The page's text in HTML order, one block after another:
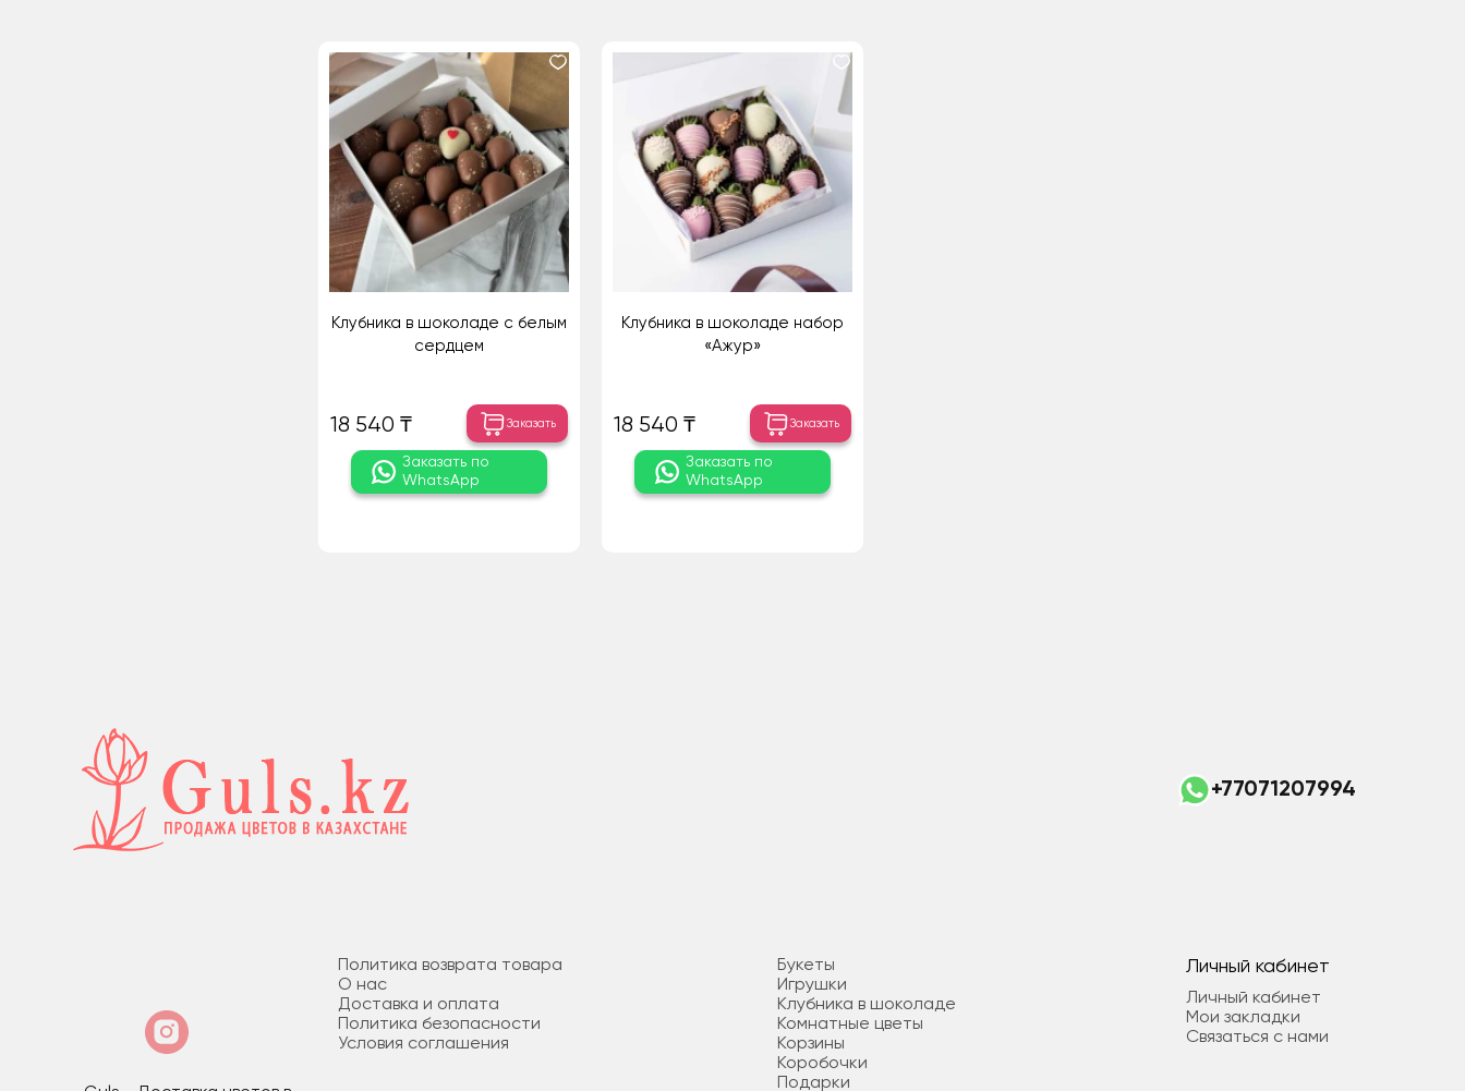
Клубника в шоколаде с белым
сердцем
18 540 ₸ Заказать
Заказать по
WhatsApp
Клубника в шоколаде набор
«Ажур»
18 540 ₸ Заказать
Заказать по
WhatsApp
+77071207994
Политика возврата товара
О нас
Доставка и оплата
Политика безопасности
Условия соглашения
Букеты
Игрушки
Клубника в шоколаде
Комнатные цветы
Корзины
Коробочки
Подарки
Личный кабинет
Личный кабинет
Мои закладки
Связаться с нами